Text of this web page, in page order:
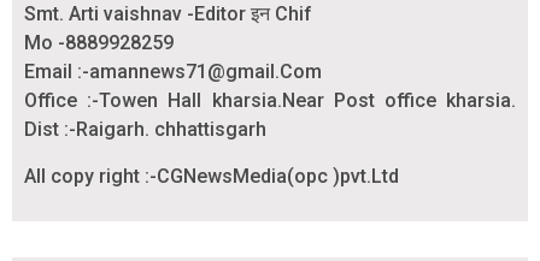
Smt. Arti vaishnav -Editor इन Chif
Mo -8889928259
Email :-amannews71@gmail.Com
Office :-Towen Hall kharsia.Near Post office kharsia.
Dist :-Raigarh. chhattisgarh
All copy right :-CGNewsMedia(opc )pvt.Ltd